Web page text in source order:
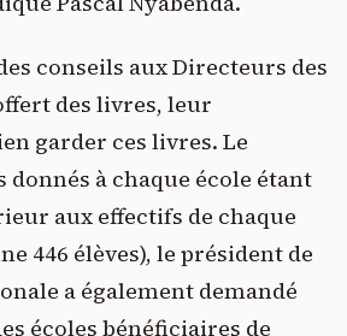
conseils aux Directeurs des
des livres, leur
garder ces livres. Le
à chaque école étant
aux effectifs de chaque
446 élèves), le président de
a également demandé
écoles bénéficiaires de